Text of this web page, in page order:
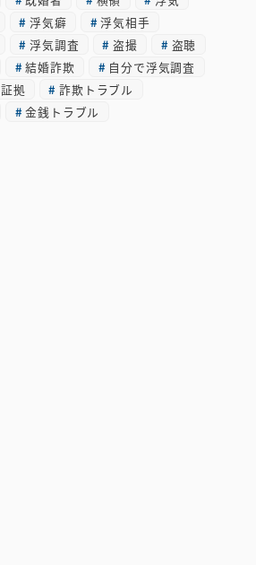
浮気癖
浮気相手
浮気調査 盗撮
盗聴
結婚詐欺
自分で浮気調査
証拠
詐欺トラブル
金銭トラブル